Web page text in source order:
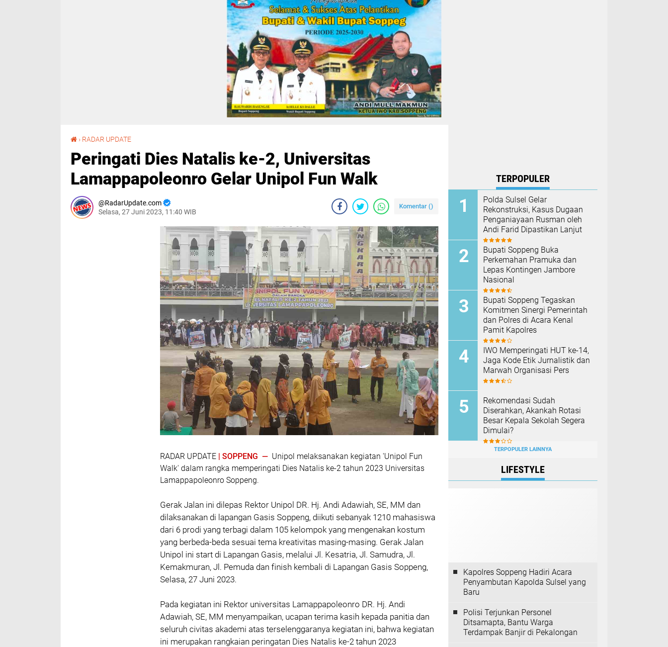
› RADAR UPDATE
Peringati Dies Natalis ke-2, Universitas
Lamappapoleonro Gelar Unipol Fun Walk
RadarUpdate.com
Selasa, 27 Juni 2023, 11:40 WIB
Komentar ()
RADAR UPDATE | SOPPENG — Unipol melaksanakan kegiatan 'Unipol Fun
Walk' dalam rangka memperingati Dies Natalis ke-2 tahun 2023 Universitas
Lamappapoleonro Soppeng.
Gerak Jalan ini dilepas Rektor Unipol DR. Hj. Andi Adawiah, SE, MM dan
dilaksanakan di lapangan Gasis Soppeng, diikuti sebanyak 1210 mahasiswa
dari 6 prodi yang terbagi dalam 105 kelompok yang mengenakan kostum
yang berbeda-beda sesuai tema kreativitas masing-masing. Gerak Jalan
Unipol ini start di Lapangan Gasis, melalui Jl. Kesatria, Jl. Samudra, Jl.
Kemakmuran, Jl. Pemuda dan finish kembali di Lapangan Gasis Soppeng,
Selasa, 27 Juni 2023.
Pada kegiatan ini Rektor universitas Lamappapoleonro DR. Hj. Andi
Adawiah, SE, MM menyampaikan, ucapan terima kasih kepada panitia dan
seluruh civitas akademi atas terselenggaranya kegiatan ini, bahwa kegiatan
ini merupakan rangkaian peringatan Dies Natalis ke-2 tahun 2023
TERPOPULER
Polda Sulsel Gelar
Rekonstruksi, Kasus Dugaan
Penganiayaan Rusman oleh
Andi Farid Dipastikan Lanjut
Bupati Soppeng Buka
Perkemahan Pramuka dan
Lepas Kontingen Jambore
Nasional
Bupati Soppeng Tegaskan
Komitmen Sinergi Pemerintah
dan Polres di Acara Kenal
Pamit Kapolres
IWO Memperingati HUT ke-14,
Jaga Kode Etik Jurnalistik dan
Marwah Organisasi Pers
Rekomendasi Sudah
Diserahkan, Akankah Rotasi
Besar Kepala Sekolah Segera
Dimulai?
TERPOPULER LAINNYA
LIFESTYLE
Kapolres Soppeng Hadiri Acara
Penyambutan Kapolda Sulsel yang
Baru
Polisi Terjunkan Personel
Ditsamapta, Bantu Warga
Terdampak Banjir di Pekalongan